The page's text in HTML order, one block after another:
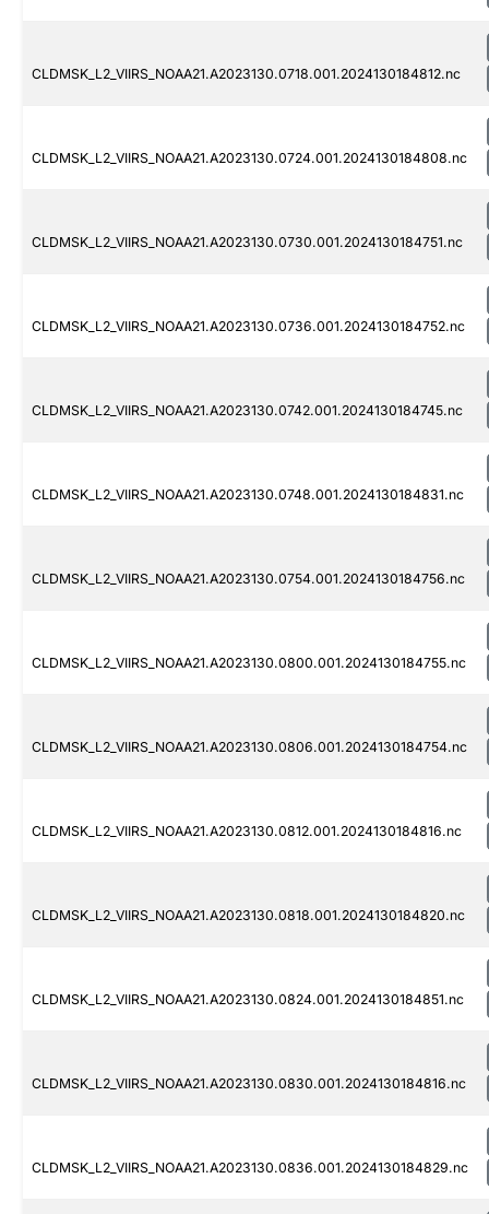
CLDMSK_L2_VIIRS_NOAA21.A2023130.0718.001.2024130184812.nc
CLDMSK_L2_VIIRS_NOAA21.A2023130.0724.001.2024130184808.nc
CLDMSK_L2_VIIRS_NOAA21.A2023130.0730.001.2024130184751.nc
CLDMSK_L2_VIIRS_NOAA21.A2023130.0736.001.2024130184752.nc
CLDMSK_L2_VIIRS_NOAA21.A2023130.0742.001.2024130184745.nc
CLDMSK_L2_VIIRS_NOAA21.A2023130.0748.001.2024130184831.nc
CLDMSK_L2_VIIRS_NOAA21.A2023130.0754.001.2024130184756.nc
CLDMSK_L2_VIIRS_NOAA21.A2023130.0800.001.2024130184755.nc
CLDMSK_L2_VIIRS_NOAA21.A2023130.0806.001.2024130184754.nc
CLDMSK_L2_VIIRS_NOAA21.A2023130.0812.001.2024130184816.nc
CLDMSK_L2_VIIRS_NOAA21.A2023130.0818.001.2024130184820.nc
CLDMSK_L2_VIIRS_NOAA21.A2023130.0824.001.2024130184851.nc
CLDMSK_L2_VIIRS_NOAA21.A2023130.0830.001.2024130184816.nc
CLDMSK_L2_VIIRS_NOAA21.A2023130.0836.001.2024130184829.nc